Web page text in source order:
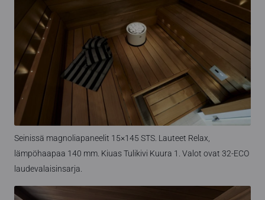
Seinissä magnoliapaneelit 15×145 STS. Lauteet Relax,
lämpöhaapaa 140 mm. Kiuas Tulikivi Kuura 1. Valot ovat 32-ECO
laudevalaisinsarja.